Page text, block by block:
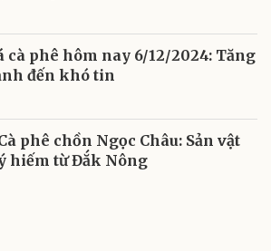
cà phê hôm nay 6/12/2024: Tăng
đến khó tin
phê chồn Ngọc Châu: Sản vật
hiếm từ Đắk Nông